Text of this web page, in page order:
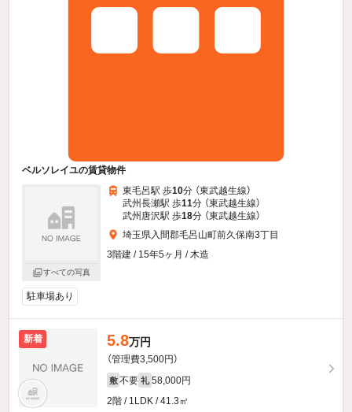
ベルソレイユの賃貸物件
すべての写真
東毛呂駅 歩10分 （東武越生線）
武州長瀬駅 歩11分 （東武越生線）
武州唐沢駅 歩18分 （東武越生線）
埼玉県入間郡毛呂山町前久保南3丁目
3階建 / 15年5ヶ月 / 木造
駐車場あり
新着 5.8万円
（管理費3,500円）
敷 不要 礼 58,000円
2階 / 1LDK / 41.3㎡